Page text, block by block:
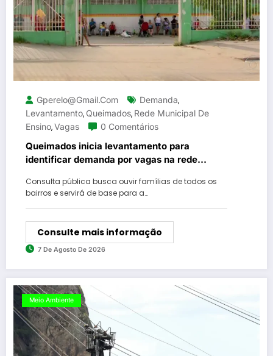
Gperelo@gmail.com Demanda,
Levantamento, Queimados, Rede Municipal De
Ensino,Vagas 0 Comentários
Queimados inicia levantamento para
identificar demanda por vagas na rede
Consulta pública busca ouvir famílias de todos os
bairros e servirá de base para a…
Consulte mais informação
7 De Agosto De 2026
Meio Ambiente